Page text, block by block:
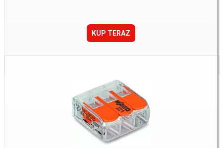
KUP TERAZ
Dostępne:2913 Szt.